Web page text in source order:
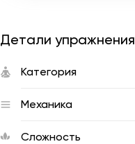
Детали упражнения
Категория
Механика
Сложность